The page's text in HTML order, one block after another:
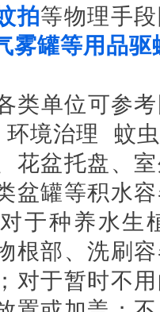
拍等物理手
雾罐等用品驱
类单位可参
境治理 蚊
花盆托盘、
盆罐等积水
于种养水生
根部、洗刷
对于暂时不